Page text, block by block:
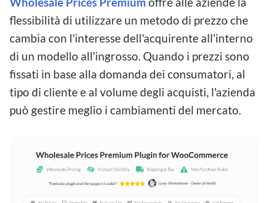
flessibilità di utilizzare un metodo di prezzo che
cambia con l'interesse dell'acquirente all'interno
di un modello all'ingrosso. Quando i prezzi sono
fissati in base alla domanda dei consumatori, al
tipo di cliente e al volume degli acquisti, l'azienda
può gestire meglio i cambiamenti del mercato.